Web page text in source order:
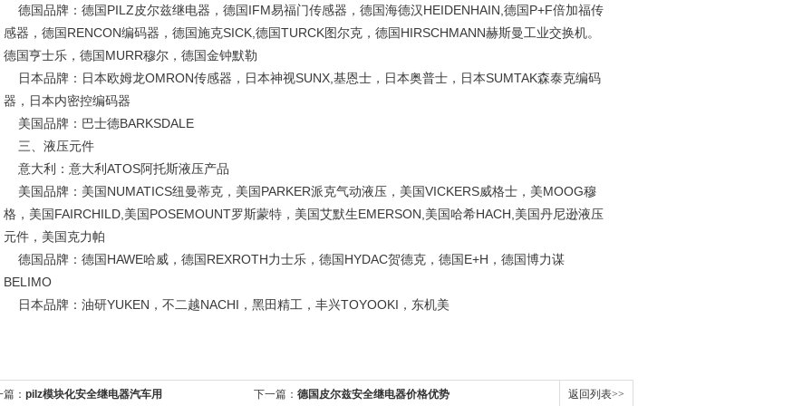
德国品牌：德国PILZ皮尔兹继电器，德国IFM易福门传感器，德国海德汉HEIDENHAIN,德国P+F倍加福传
感器，德国RENCON编码器，德国施克SICK,德国TURCK图尔克，德国HIRSCHMANN赫斯曼工业交换机。
德国亨士乐，德国MURR穆尔，德国金钟默勒
日本品牌：日本欧姆龙OMRON传感器，日本神视SUNX,基恩士，日本奥普士，日本SUMTAK森泰克编码
器，日本内密控编码器
美国品牌：巴士德BARKSDALE
三、液压元件
意大利：意大利ATOS阿托斯液压产品
美国品牌：美国NUMATICS纽曼蒂克，美国PARKER派克气动液压，美国VICKERS威格士，美MOOG穆
格，美国FAIRCHILD,美国POSEMOUNT罗斯蒙特，美国艾默生EMERSON,美国哈希HACH,美国丹尼逊液压
元件，美国克力帕
德国品牌：德国HAWE哈威，德国REXROTH力士乐，德国HYDAC贺德克，德国E+H，德国博力谋
BELIMO
日本品牌：油研YUKEN，不二越NACHI，黑田精工，丰兴TOYOOKI，东机美
： pilz模块化安全继电器汽车用 下一篇： 德国皮尔兹安全继电器价格优势 返回列表>>